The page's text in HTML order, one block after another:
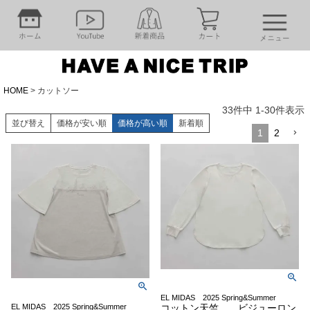
HOME カットソー
並び替え 価格が安い順 価格が高い順 新着順
33件中 1-30件表示
1 2
EL MIDAS 2025 Spring&Summer
EL MIDAS 2025 Spring&Summer